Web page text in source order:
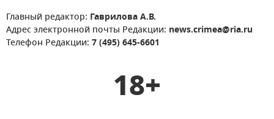
Главный редактор: Гаврилова А.В.
Адрес электронной почты Редакции: news.crimea@ria.ru
Телефон Редакции: 7 (495) 645-6601
18+